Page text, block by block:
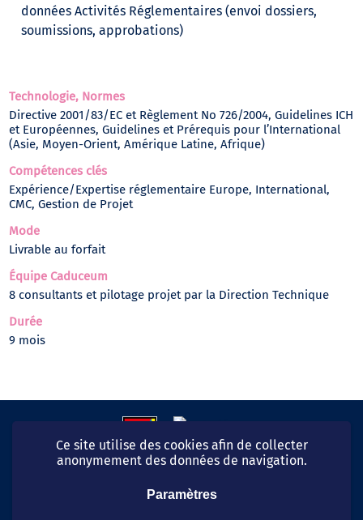
Ce site utilise des cookies afin de collecter
anonymement des données de navigation.
Paramètres
données Activités Réglementaires (envoi dossiers,
soumissions, approbations)
Technologie, Normes
Directive 2001/83/EC et Règlement No 726/2004, Guidelines ICH
et Européennes, Guidelines et Prérequis pour l’International
(Asie, Moyen-Orient, Amérique Latine, Afrique)
Compétences clés
Expérience/Expertise réglementaire Europe, International,
CMC, Gestion de Projet
Mode
Livrable au forfait
Équipe Caduceum
8 consultants et pilotage projet par la Direction Technique
Durée
9 mois
06 99 54 40 49